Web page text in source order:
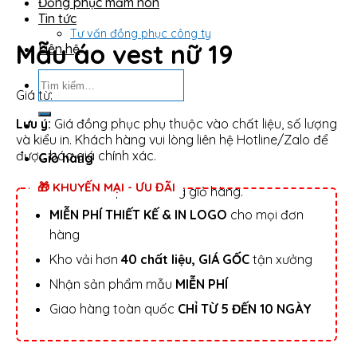
Tin tức
Tư vấn đồng phục công ty
Liên hệ
kiếm:
Giỏ hàng
Chưa có sản phẩm trong giỏ hàng.
Mẫu áo vest nữ 19
Giá từ:
Lưu ý: Giá đồng phục phụ thuộc vào chất liệu, số lượng
và kiểu in. Khách hàng vui lòng liên hệ Hotline/Zalo để
được báo giá chính xác.
🎁 KHUYẾN MẠI - ƯU ĐÃI
MIỄN PHÍ THIẾT KẾ & IN LOGO cho mọi đơn
hàng
Kho vải hơn 40 chất liệu, GIÁ GỐCtận xưởng
Nhận sản phẩm mẫu MIỄN PHÍ
Giao hàng toàn quốc CHỈ TỪ 5 ĐẾN 10 NGÀY